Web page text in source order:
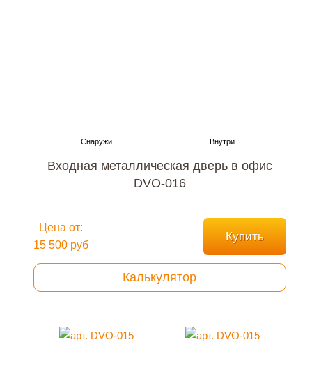
Входная металлическая дверь в офис
DVO-016
Цена от:
15 500 руб
Купить
Калькулятор